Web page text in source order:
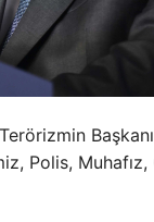
Polis,